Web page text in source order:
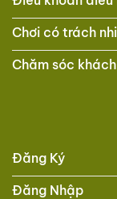
Chơi có trách
Chăm sóc
Đăng Ký
Đăng Nhập